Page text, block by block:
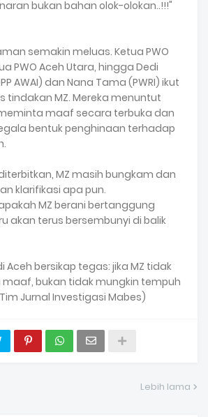
bukan bahan olok-olokan..!!!"
semakin meluas. Ketua PWO
PWO Aceh Utara, hingga Dedi
AWAI) dan Nana Tama (PWRI) ikut
tindakan MZ. Mereka menuntut
maaf secara terbuka dan
bentuk penghinaan terhadap
MZ masih bungkam dan
klarifikasi apa pun.
MZ berani bertanggung
akan terus bersembunyi di balik
Aceh bersikap tegas: jika MZ tidak
bukan tidak mungkin tempuh
Jurnal Investigasi Mabes)
Lebih lama